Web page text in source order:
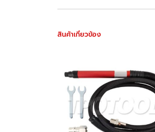
สินค้าเกี่ยวข้อง